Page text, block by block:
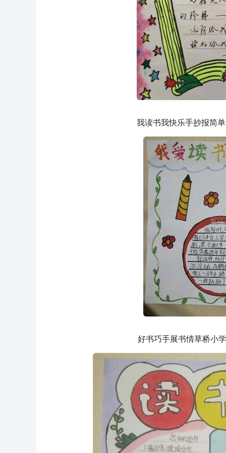
我读书我快乐手抄报简
好书巧手展书情草桥小